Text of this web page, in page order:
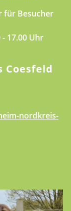
für Besucher
17.00 Uhr
nordkreis-